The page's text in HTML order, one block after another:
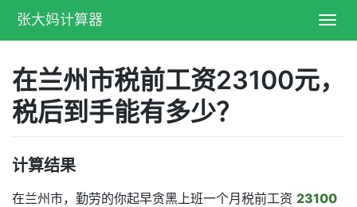
张大妈计算器
在兰州市税前工资23100元，
税后到手能有多少？
计算结果
在兰州市，勤劳的你起早贪黑上班一个月税前工资 23100